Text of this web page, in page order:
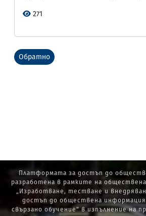
271
Обратно
Платформата за достъп до
разработена в рамките на
„Изработване, тестване и
достъп до обществена
свързано обучение“ в изпълнение на